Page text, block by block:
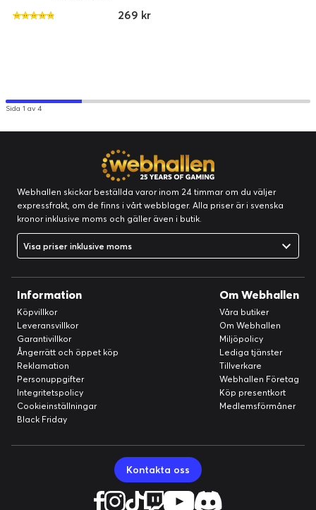
269 kr
Sida 1 av 4
Webhallen skickar beställda varor inom 24 timmar om du väljer
expressfrakt, om de finns i vårt webblager. Alla priser är i svenska
kronor inklusive moms och gäller även i butik.
Visa priser inklusive moms
Information
Köpvillkor
Leveransvillkor
Garantivillkor
Ångerrätt och öppet köp
Reklamation
Personuppgifter
Integritetspolicy
Cookieinställningar
Black Friday
Om Webhallen
Våra butiker
Om Webhallen
Miljöpolicy
Lediga tjänster
Tillverkare
Webhallen Företag
Köp presentkort
Medlemsförmåner
Kontakta oss